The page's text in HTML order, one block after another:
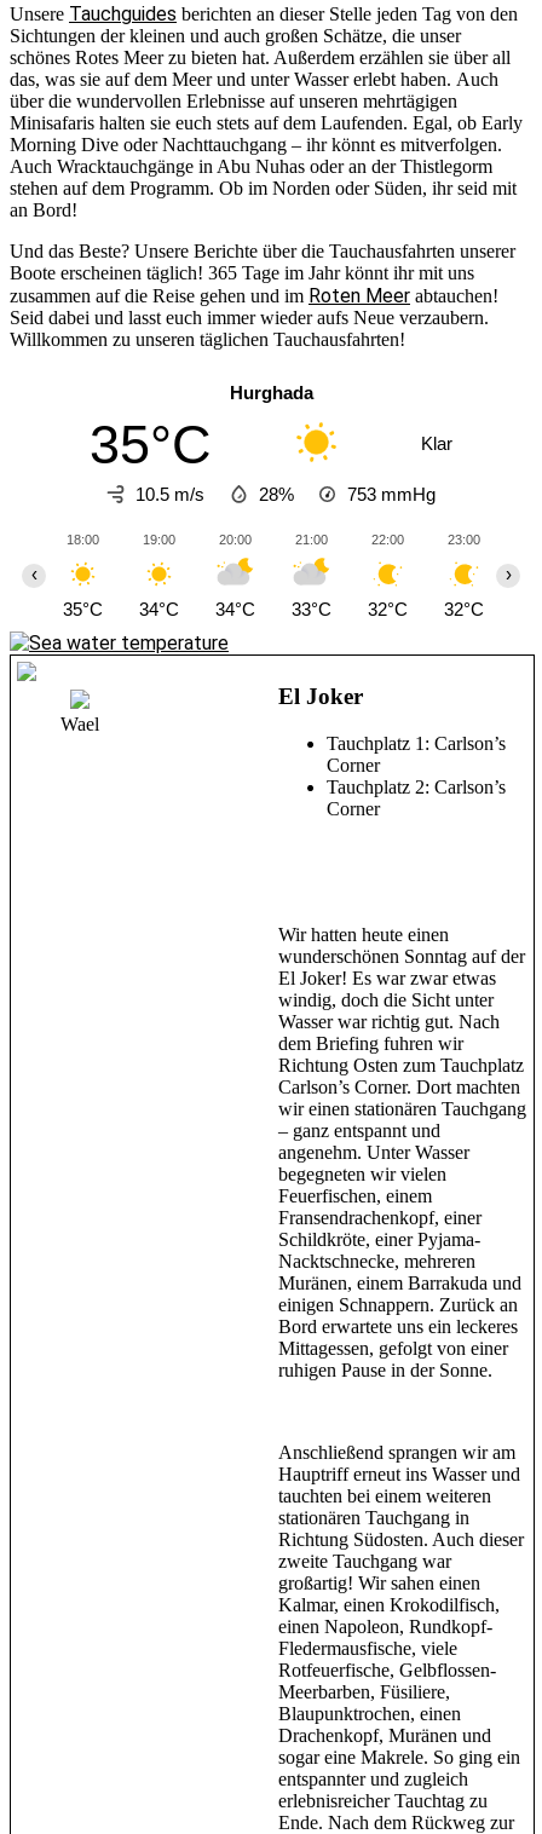
Unsere Tauchguides berichten an dieser Stelle jeden Tag von den
Sichtungen der kleinen und auch großen Schätze, die unser
schönes Rotes Meer zu bieten hat. Außerdem erzählen sie über all
das, was sie auf dem Meer und unter Wasser erlebt haben. Auch
über die wundervollen Erlebnisse auf unseren mehrtägigen
Minisafaris halten sie euch stets auf dem Laufenden. Egal, ob Early
Morning Dive oder Nachttauchgang – ihr könnt es mitverfolgen.
Auch Wracktauchgänge in Abu Nuhas oder an der Thistlegorm
stehen auf dem Programm. Ob im Norden oder Süden, ihr seid mit
an Bord!
Und das Beste? Unsere Berichte über die Tauchausfahrten unserer
Boote erscheinen täglich! 365 Tage im Jahr könnt ihr mit uns
zusammen auf die Reise gehen und im Roten Meer abtauchen!
Seid dabei und lasst euch immer wieder aufs Neue verzaubern.
Willkommen zu unseren täglichen Tauchausfahrten!
Hurghada
35°C Klar
10.5 m/s 28% 753 mmHg
18:00
35°C
19:00
34°C
20:00
34°C
21:00
33°C
22:00
32°C
23:00
32°C
‹ ›
Wael
El Joker
Tauchplatz 1: Carlson’s
Corner
Tauchplatz 2: Carlson’s
Corner
Wir hatten heute einen
wunderschönen Sonntag auf der
El Joker! Es war zwar etwas
windig, doch die Sicht unter
Wasser war richtig gut. Nach
dem Briefing fuhren wir
Richtung Osten zum Tauchplatz
Carlson’s Corner. Dort machten
wir einen stationären Tauchgang
– ganz entspannt und
angenehm. Unter Wasser
begegneten wir vielen
Feuerfischen, einem
Fransendrachenkopf, einer
Schildkröte, einer Pyjama-
Nacktschnecke, mehreren
Muränen, einem Barrakuda und
einigen Schnappern. Zurück an
Bord erwartete uns ein leckeres
Mittagessen, gefolgt von einer
ruhigen Pause in der Sonne.
Anschließend sprangen wir am
Hauptriff erneut ins Wasser und
tauchten bei einem weiteren
stationären Tauchgang in
Richtung Südosten. Auch dieser
zweite Tauchgang war
großartig! Wir sahen einen
Kalmar, einen Krokodilfisch,
einen Napoleon, Rundkopf-
Fledermausfische, viele
Rotfeuerfische, Gelbflossen-
Meerbarben, Füsiliere,
Blaupunktrochen, einen
Drachenkopf, Muränen und
sogar eine Makrele. So ging ein
entspannter und zugleich
erlebnisreicher Tauchtag zu
Ende. Nach dem Rückweg zur